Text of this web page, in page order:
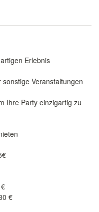
Erlebnis
Veranstaltungen
Ihre Party einzigartig zu
€